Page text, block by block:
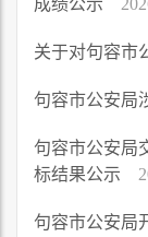
关于对句容市
句容市公安局
句容市公安局
标结果公示
句容市公安局